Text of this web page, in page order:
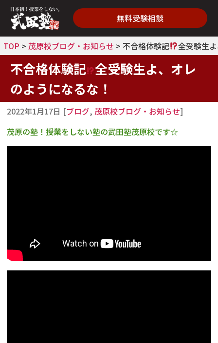
無料受験相談
TOP > 茂原校ブログ・お知らせ > 不合格体験記 全受験生
不合格体験記 全受験生よ、オレ
のようになるな！
2022年1月17日 [ブログ, 茂原校ブログ・お知らせ]
茂原の塾！授業をしない塾の武田塾茂原校です☆